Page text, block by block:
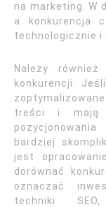
na marketing. W
a konkurencja
technologicznie i
Należy
konkurencji.
treści i mają
bardziej
jest
dorównać
oznaczać
techniki